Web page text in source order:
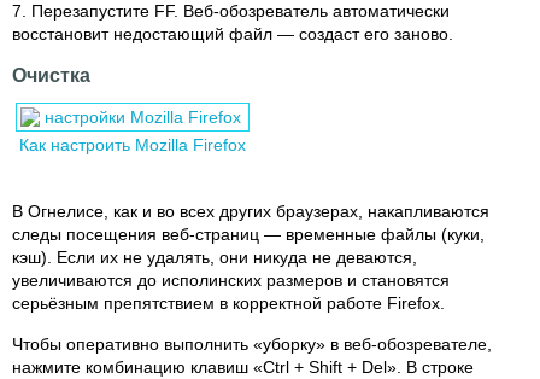
7. Перезапустите FF. Веб-обозреватель автоматически
восстановит недостающий файл — создаст его заново.
Очистка
Как настроить Mozilla Firefox
В Огнелисе, как и во всех других браузерах, накапливаются
следы посещения веб-страниц — временные файлы (куки,
кэш). Если их не удалять, они никуда не деваются,
увеличиваются до исполинских размеров и становятся
серьёзным препятствием в корректной работе Firefox.
Чтобы оперативно выполнить «уборку» в веб-обозревателе,
нажмите комбинацию клавиш «Ctrl + Shift + Del». В строке